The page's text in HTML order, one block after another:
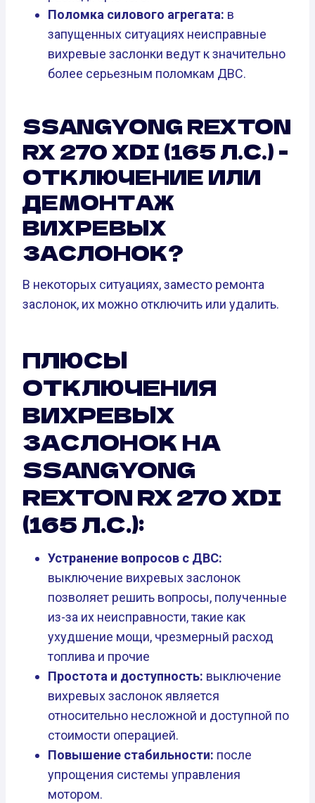
Поломка силового агрегата: в
запущенных ситуациях неисправные
вихревые заслонки ведут к значительно
более серьезным поломкам ДВС.
SSANGYONG REXTON
RX 270 XDI (165 Л.С.) -
ОТКЛЮЧЕНИЕ ИЛИ
ДЕМОНТАЖ
ВИХРЕВЫХ
ЗАСЛОНОК?
В некоторых ситуациях, заместо ремонта
заслонок, их можно отключить или удалить.
ПЛЮСЫ
ОТКЛЮЧЕНИЯ
ВИХРЕВЫХ
ЗАСЛОНОК НА
SSANGYONG
REXTON RX 270 XDI
(165 Л.С.):
Устранение вопросов с ДВС:
выключение вихревых заслонок
позволяет решить вопросы, полученные
из-за их неисправности, такие как
ухудшение мощи, чрезмерный расход
топлива и прочие
Простота и доступность: выключение
вихревых заслонок является
относительно несложной и доступной по
стоимости операцией.
Повышение стабильности: после
упрощения системы управления
мотором.